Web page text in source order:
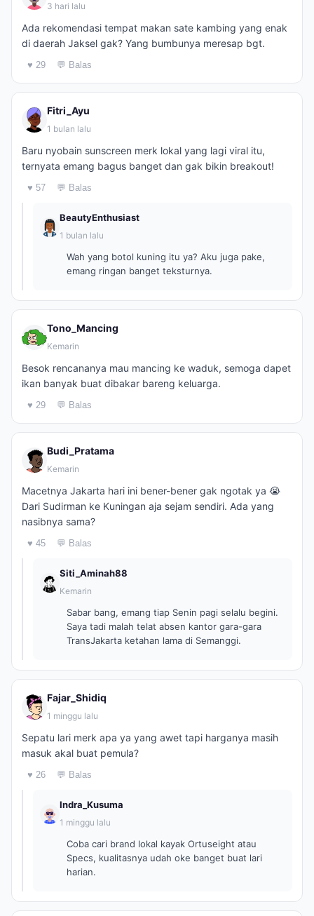
3 hari lalu
Ada rekomendasi tempat makan sate kambing yang enak
di daerah Jaksel gak? Yang bumbunya meresap bgt.
♥ 29 💬 Balas
Fitri_Ayu
1 bulan lalu
Baru nyobain sunscreen merk lokal yang lagi viral itu,
ternyata emang bagus banget dan gak bikin breakout!
♥ 57 💬 Balas
BeautyEnthusiast
1 bulan lalu
Wah yang botol kuning itu ya? Aku juga pake,
emang ringan banget teksturnya.
Tono_Mancing
Kemarin
Besok rencananya mau mancing ke waduk, semoga dapet
ikan banyak buat dibakar bareng keluarga.
♥ 29 💬 Balas
Budi_Pratama
Kemarin
Macetnya Jakarta hari ini bener-bener gak ngotak ya 😭
Dari Sudirman ke Kuningan aja sejam sendiri. Ada yang
nasibnya sama?
♥ 45 💬 Balas
Siti_Aminah88
Kemarin
Sabar bang, emang tiap Senin pagi selalu begini.
Saya tadi malah telat absen kantor gara-gara
TransJakarta ketahan lama di Semanggi.
Fajar_Shidiq
1 minggu lalu
Sepatu lari merk apa ya yang awet tapi harganya masih
masuk akal buat pemula?
♥ 26 💬 Balas
Indra_Kusuma
1 minggu lalu
Coba cari brand lokal kayak Ortuseight atau
Specs, kualitasnya udah oke banget buat lari
harian.